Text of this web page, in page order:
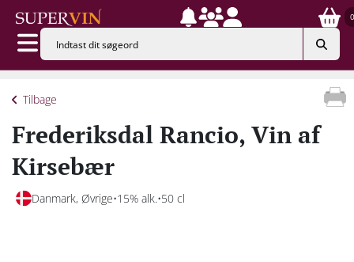
0
Tilbage
Frederiksdal Rancio, Vin af
Kirsebær
Danmark, Øvrige 15% alk. 50 cl